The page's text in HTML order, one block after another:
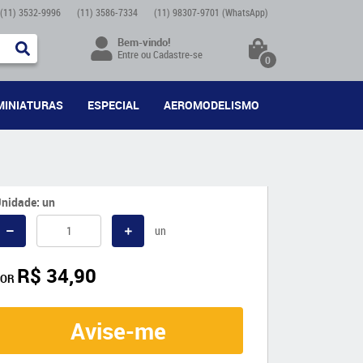
(11) 3532-9996 (11) 3586-7334 (11) 98307-9701 (WhatsApp)
Bem-vindo!
EntreouCadastre-se 0
ESPECIAL AEROMODELISMO
un
un
R$ 34,90
Avise-me